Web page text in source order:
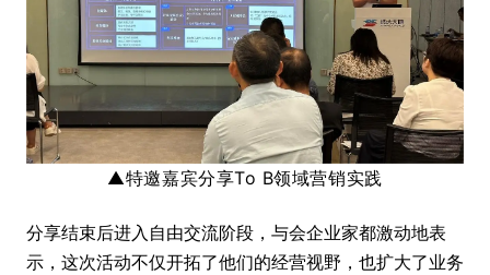
▲特邀嘉宾分享To B领域营销实践
分享结束后进入自由交流阶段，与会企业家都激动地表
示，这次活动不仅开拓了他们的经营视野，也扩大了业务